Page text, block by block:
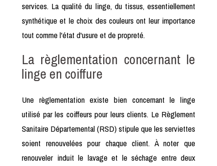
services. La qualité du linge, du tissus, essentiellement
synthétique et le choix des couleurs ont leur importance
tout comme l'état d'usure et de propreté.
La règlementation concernant le
linge en coiffure
Une règlementation existe bien concernant le linge
utilisé par les coiffeurs pour leurs clients. Le Règlement
Sanitaire Départemental (RSD) stipule que les serviettes
soient renouvelées pour chaque client. À noter que
renouveler induit le lavage et le séchage entre deux